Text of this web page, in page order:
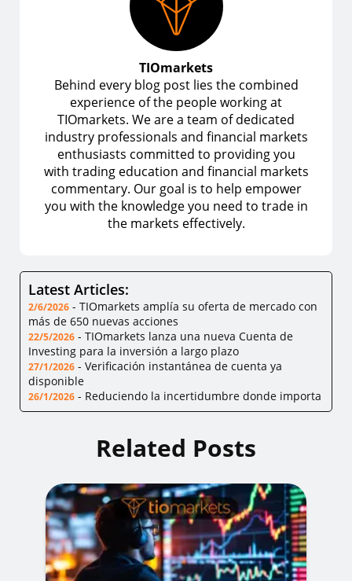
TIOmarkets
Behind every blog post lies the combined
experience of the people working at
TIOmarkets. We are a team of dedicated
industry professionals and financial markets
enthusiasts committed to providing you
with trading education and financial markets
commentary. Our goal is to help empower
you with the knowledge you need to trade in
the markets effectively.
Latest Articles:
2/6/2026 - TIOmarkets amplía su oferta de mercado con
más de 650 nuevas acciones
22/5/2026 - TIOmarkets lanza una nueva Cuenta de
Investing para la inversión a largo plazo
27/1/2026 - Verificación instantánea de cuenta ya
disponible
26/1/2026 - Reduciendo la incertidumbre donde importa
Related Posts